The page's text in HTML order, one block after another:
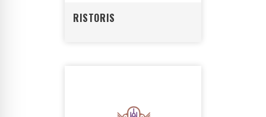
RISTORIS